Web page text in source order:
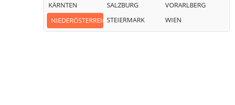
KÄRNTEN
NIEDERÖSTERREICH
SALZBURG
STEIERMARK
VORARLBERG
WIEN